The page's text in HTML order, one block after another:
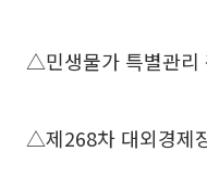
△민생물가 특별관리
△제268차 대외경제